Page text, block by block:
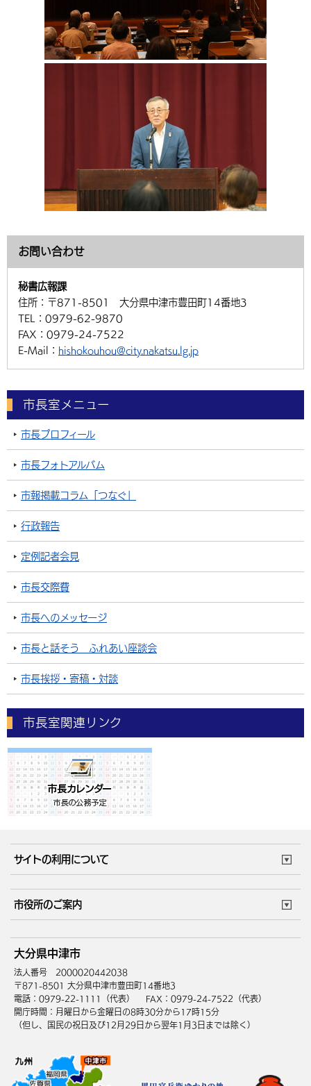
お問い合わせ
秘書広報課
住所： 〒871-8501 大分県中津市豊田町14番地3
TEL： 0979-62-9870
FAX： 0979-24-7522
E-Mail： hishokouhou@city.nakatsu.lg.jp
市長室メニュー
市長プロフィール
市長フォトアルバム
市報掲載コラム「つなぐ」
行政報告
定例記者会見
市長交際費
市長へのメッセージ
市長と話そう ふれあい座談会
市長挨拶・寄稿・対談
市長室関連リンク
サイトの利用について
サイトマップ
市役所のご案内
庁舎地図 組織案内
中津市へのアクセス
大分県中津市
法人番号 2000020442038
〒871-8501 大分県中津市豊田町14番地3
電話：0979-22-1111（代表）
FAX：0979-24-7522（代表）
開庁時間：月曜日から金曜日の8時30分から17時15分
（但し、国民の祝日及び12月29日から翌年1月3日までは除く）